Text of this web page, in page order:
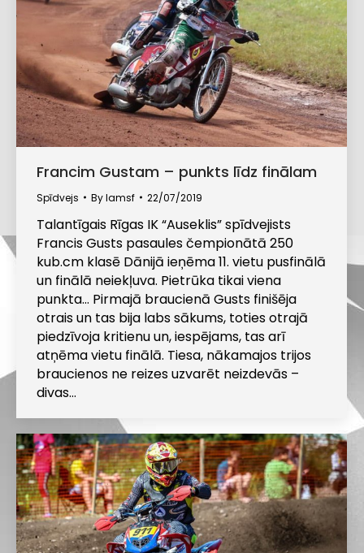
Francim Gustam – punkts līdz finālam
Spīdvejs Bylamsf 22/07/2019
Talantīgais Rīgas IK “Auseklis” spīdvejists
Francis Gusts pasaules čempionātā 250
kub.cm klasē Dānijā ieņēma 11. vietu pusfinālā
un finālā neiekļuva. Pietrūka tikai viena
punkta… Pirmajā braucienā Gusts finišēja
otrais un tas bija labs sākums, toties otrajā
piedzīvoja kritienu un, iespējams, tas arī
atņēma vietu finālā. Tiesa, nākamajos trijos
braucienos ne reizes uzvarēt neizdevās –
divas…